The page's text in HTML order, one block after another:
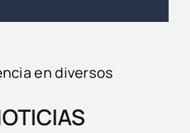
en diversos